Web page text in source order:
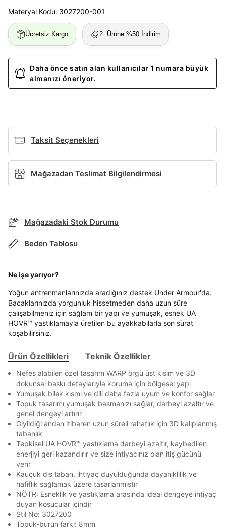
Materyal Kodu: 3027200-001
Ücretsiz Kargo 2. Ürüne %50 İndirim
Daha önce satın alan kullanıcılar 1 numara büyük
almanızı öneriyor.
Taksit Seçenekleri
TAKSİT SEÇENEKLERİ
Banka Kart Taksit
Akbank Axess
Ziraat Bankası Ziraat Bankası 4
QNB QNB 4
AnadoluBank World 3
Kapat
Mağazadan Teslimat Bilgilendirmesi
Mağazadaki Stok Durumu
Beden Tablosu
Ne işe yarıyor?
Yoğun antrenmanlarınızda aradığınız destek Under Armour'da.
Bacaklarınızda yorgunluk hissetmeden daha uzun süre
çalışabilmeniz için sağlam bir yapı ve yumuşak, esnek UA
HOVR™ yastıklamayla üretilen bu ayakkabılarla son sürat
koşabilirsiniz.
Ürün Özellikleri Teknik Özellikler
Nefes alabilen özel tasarım WARP örgü üst kısım ve 3D
dokunsal baskı detaylarıyla koruma için bölgesel yapı
Yumuşak bilek kısmı ve dili daha fazla uyum ve konfor sağlar
Topuk tasarımı yumuşak basmanızı sağlar, darbeyi azaltır ve
genel dengeyi artırır
Giyildiği andan itibaren uzun süreli rahatlık için 3D kalıplanmış
tabanlık
Tepkisel UA HOVR™ yastıklama darbeyi azaltır, kaybedilen
enerjiyi geri kazandırır ve size ihtiyacınız olan itiş gücünü
verir
Kauçuk dış taban, ihtiyaç duyulduğunda dayanıklılık ve
hafiflik sağlamak üzere tasarlanmıştır
NÖTR: Esneklik ve yastıklama arasında ideal dengeye ihtiyaç
duyan koşucular içindir
Stil No: 3027200
Topuk-burun farkı: 8mm
Mağazada Bul
Beden Seçin
Mağazada Bul
bildirim göndereceğiz.
Term Of Use
Kapat
ipsum
Kapat
Siparişinizin durumu hakkında bilgi alabilmek için
aşağıdaki bilgileri giriniz.
Sorgula
Şifre
Beni Hatırla
Soyad*
E-posta Adresi*
Şifre*
göster
En az 8 karakter
Bir küçük harf karakter
Bir rakam
Aşağıdakileri okudum ve kabul ediyorum:
Kişisel verilerinizAydınlatma Metni, Hüküm ve Koşullar
uyarınca işlenecektir. Kişisel verilerimin Doğuş
Perakende Satış Giyim ve Aksesuar Ticaret A.Ş.
tarafından ticari elektronik ileti gönderilmesi amacıyla
işlenmesini kabul ediyorum.
E-mail
Kişisel verilerimin Doğuş Perakende Satış Giyim ve
Aksesuar Ticaret A.Ş. bünyesinde yer alan
markalara ait ürünlerin bana özel pazarlanması ve
Doğuş Grubu şirketlerinde bulunan pazarlama
verilerimin kişiselleştirilmiş reklamcılık faaliyeti
amacıyla işlenmesini kabul ediyorum.
sn
SMS Onay Kodu
Bilgilerinizi güncellemek için lütfen telefonunuza SMS
ile gelen kodu girerek telefon numaranızı doğrulayın.
GÖNDER
sn
SMS Onay Kodu
Bilgilerinizi güncellemek için lütfen telefonunuza SMS
ile gelen kodu girerek telefon numaranızı doğrulayın.
GÖNDER